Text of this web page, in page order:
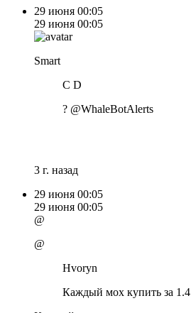
29 июня 00:05
29 июня 00:05
Smart
C D
? @WhaleBotAlerts
3 г. назад
29 июня 00:05
29 июня 00:05
@
@
Hvoryn
Каждый мох купить за 1.4